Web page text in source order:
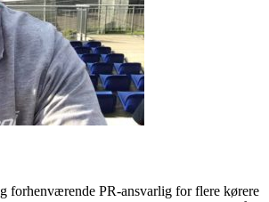
forhenværende PR-ansvarlig for flere kørere